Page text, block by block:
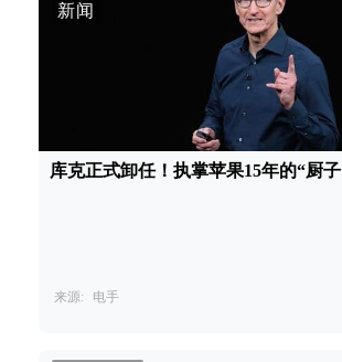
新闻
库克正式卸任！执掌苹果15年的“厨
来源: 电手